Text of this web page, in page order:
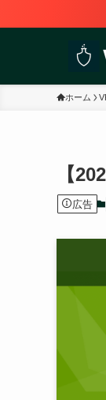
ホーム
【
広告